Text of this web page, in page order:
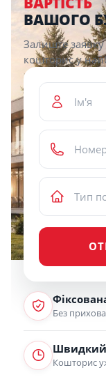
ВАШОГО
Залиште заявку
кошторис у
Без
Швидкий
Кошторис